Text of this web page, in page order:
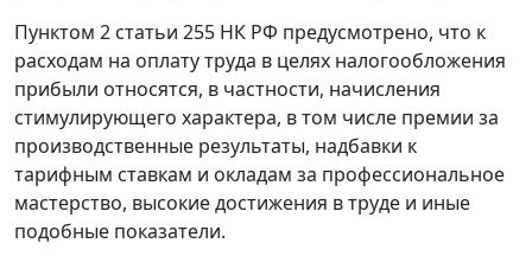
Пунктом 2 статьи 255 НК РФ предусмотрено, что к
расходам на оплату труда в целях налогообложения
прибыли относятся, в частности, начисления
стимулирующего характера, в том числе премии за
производственные результаты, надбавки к
тарифным ставкам и окладам за профессиональное
мастерство, высокие достижения в труде и иные
подобные показатели.